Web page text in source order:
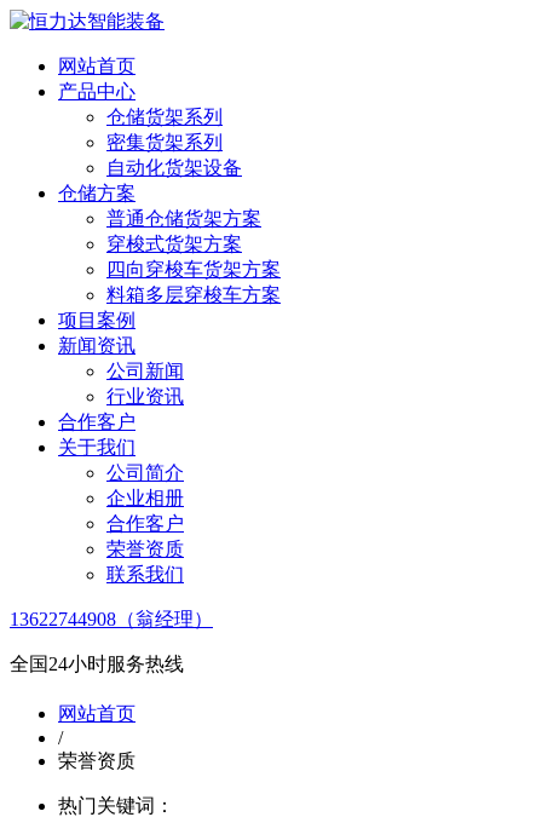
网站首页
产品中心
仓储货架系列
密集货架系列
自动化货架设备
仓储方案
普通仓储货架方案
穿梭式货架方案
四向穿梭车货架方案
料箱多层穿梭车方案
项目案例
新闻资讯
公司新闻
行业资讯
合作客户
关于我们
公司简介
企业相册
合作客户
荣誉资质
联系我们
13622744908（翁经理）
全国24小时服务热线
网站首页
/
荣誉资质
热门关键词：